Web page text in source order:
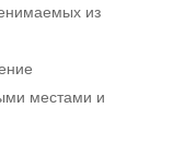
из
местами и